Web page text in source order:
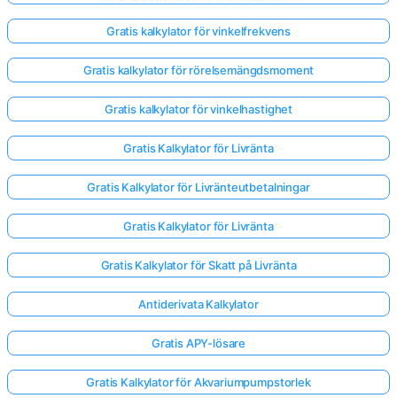
Gratis kalkylator för vinkelfrekvens
Gratis kalkylator för rörelsemängdsmoment
Gratis kalkylator för vinkelhastighet
Gratis Kalkylator för Livränta
Gratis Kalkylator för Livränteutbetalningar
Gratis Kalkylator för Livränta
Gratis Kalkylator för Skatt på Livränta
Antiderivata Kalkylator
Gratis APY-lösare
Gratis Kalkylator för Akvariumpumpstorlek